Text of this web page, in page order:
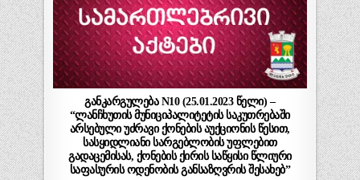
განკარგულება N10 (25.01.2023 წელი) –
“ლანჩხუთის მუნიციპალიტეტის საკუთრებაში
არსებული უძრავი ქონების აუქციონის წესით,
სასყიდლიანი სარგებლობის უფლებით
გადაცემისას, ქონების ქირის საწყისი წლიური
საფასურის ოდენობის განსაზღვრის შესახებ”